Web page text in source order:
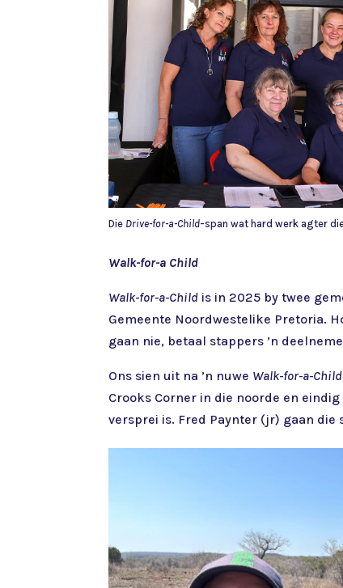
Die Drive-for-a-Child-span wat hard werk agter
Walk-for-a Child
Walk-for-a-Child is in 2025 by twee
Gemeente Noordwestelike Pretoria.
gaan nie, betaal stappers ’n
Ons sien uit na ’n nuwe Walk-for-a-Child
Crooks Corner in die noorde en
versprei is. Fred Paynter (jr) gaan